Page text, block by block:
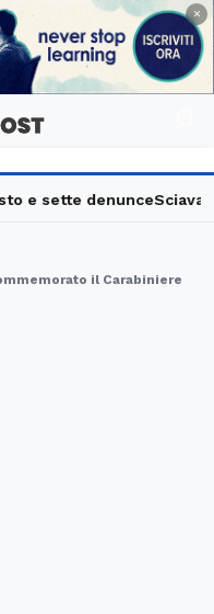
×
sette denunceSciavata
il Carabiniere